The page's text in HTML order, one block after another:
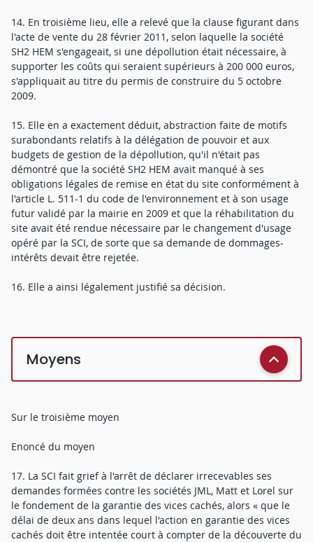
14. En troisième lieu, elle a relevé que la clause figurant dans
l'acte de vente du 28 février 2011, selon laquelle la société
SH2 HEM s'engageait, si une dépollution était nécessaire, à
supporter les coûts qui seraient supérieurs à 200 000 euros,
s'appliquait au titre du permis de construire du 5 octobre
2009.
15. Elle en a exactement déduit, abstraction faite de motifs
surabondants relatifs à la délégation de pouvoir et aux
budgets de gestion de la dépollution, qu'il n'était pas
démontré que la société SH2 HEM avait manqué à ses
obligations légales de remise en état du site conformément à
l'article L. 511-1 du code de l'environnement et à son usage
futur validé par la mairie en 2009 et que la réhabilitation du
site avait été rendue nécessaire par le changement d'usage
opéré par la SCI, de sorte que sa demande de dommages-
intérêts devait être rejetée.
16. Elle a ainsi légalement justifié sa décision.
Moyens
Sur le troisième moyen
Enoncé du moyen
17. La SCI fait grief à l'arrêt de déclarer irrecevables ses
demandes formées contre les sociétés JML, Matt et Lorel sur
le fondement de la garantie des vices cachés, alors « que le
délai de deux ans dans lequel l'action en garantie des vices
cachés doit être intentée court à compter de la découverte du